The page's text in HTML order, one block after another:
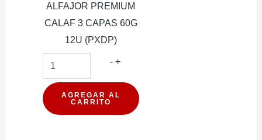
ALFAJOR PREMIUM
CALAF 3 CAPAS 60G
12U (PXDP)
- ALFAJOR
CALAF
+
AGREGAR AL
CARRITO